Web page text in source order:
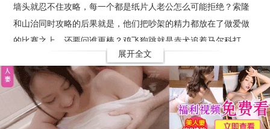
墙头就忍不住攻略，每一个都是纸片人老公怎么可能拒绝？索隆
和山治同时攻略的后果就是，他们把吵架的精力都放在了做爱做
的比赛之上，还要问谁更棒？鸡飞狗跳就是赤犬追着马尔科打…
鹰眼一开始觉得自己的老友香克斯绿了，后面觉得他帽子那么
多，我再给他戴一顶也无所谓了……救命，到处都是修罗场怎么
办？目前写作计划：索隆 山治 艾斯 罗 马尔科 鹰眼 香克斯 老沙
三大将 恋爱有，修罗场有，肉跟着剧情走。过程NP，结局依然
NP。
展开全文